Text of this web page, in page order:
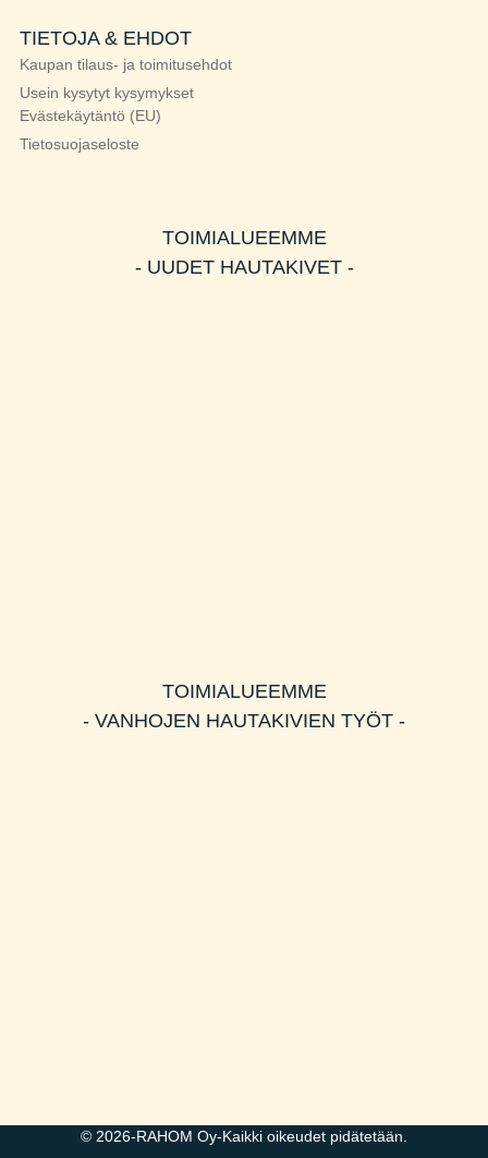
TIETOJA & EHDOT
Kaupan tilaus- ja toimitusehdot
Usein kysytyt kysymykset
Evästekäytäntö (EU)
Tietosuojaseloste
TOIMIALUEEMME
- UUDET HAUTAKIVET -
TOIMIALUEEMME
- VANHOJEN HAUTAKIVIEN TYÖT -
© 2026-RAHOM Oy-Kaikki oikeudet pidätetään.